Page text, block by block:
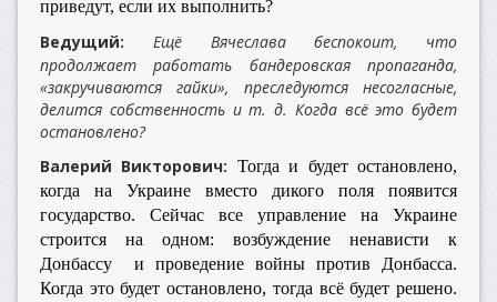
приведут, если их выполнить?
Ведущий:
Ещё Вячеслава беспокоит, что
продолжает работать бандеровская пропаганда,
«закручиваются гайки», преследуются несогласные,
делится собственность и т. д. Когда всё это будет
остановлено?
Валерий Викторович: Тогда и будет остановлено,
когда на Украине вместо дикого поля появится
государство. Сейчас все управление на Украине
строится на одном: возбуждение ненависти к
Донбассу и проведение войны против Донбасса.
Когда это будет остановлено, тогда всё будет решено.